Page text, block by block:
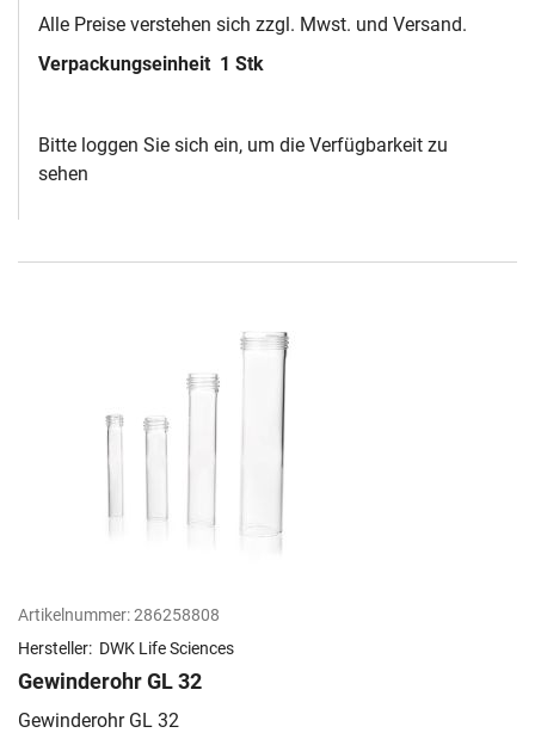
Alle Preise verstehen sich zzgl. Mwst. und Versand.
Verpackungseinheit 1 Stk
Bitte loggen Sie sich ein, um die Verfügbarkeit zu
sehen
Artikelnummer:286258808
Hersteller: DWK Life Sciences
Gewinderohr GL 32
Gewinderohr GL 32